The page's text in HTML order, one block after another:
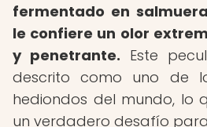
fermentado en
le confiere un olor
y penetrante. Este
descrito como uno de
hediondos del mundo, lo
un verdadero desafío